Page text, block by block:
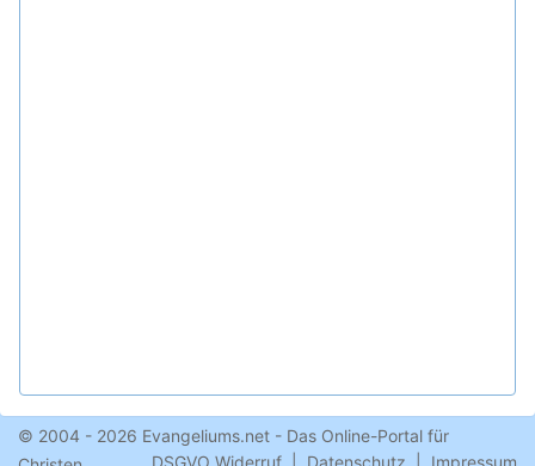
© 2004 - 2026 Evangeliums.net - Das Online-Portal für
DSGVO Widerruf Datenschutz Impressum